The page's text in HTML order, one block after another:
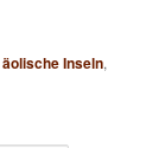
äolische Inseln,